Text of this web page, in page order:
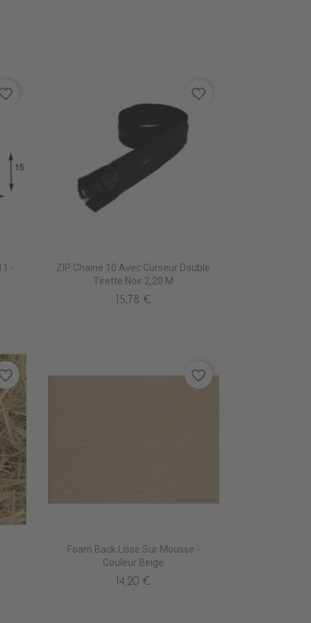
-
ZIP Chaine 10 Avec Curseur Double
Tirette Noir 2,20 M
15,78 €
favorite_border
Foam Back Lisse Sur Mousse -
Couleur Beige
14,20 €
favorite_border